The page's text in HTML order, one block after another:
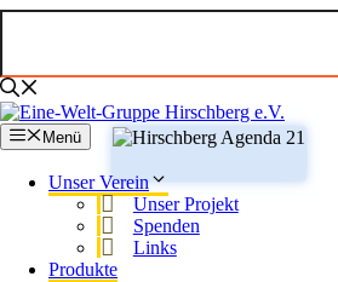
Zum
Menü
Unser Verein
Unser Projekt
Spenden
Links
Produkte